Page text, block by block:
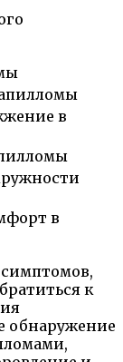
в
в
симптомов,
к
обнаружение